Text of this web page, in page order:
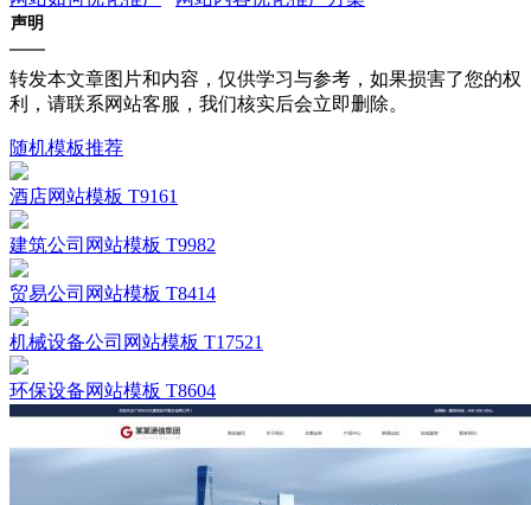
声明
转发本文章图片和内容，仅供学习与参考，如果损害了您的权
利，请联系网站客服，我们核实后会立即删除。
随机模板推荐
酒店网站模板 T9161
建筑公司网站模板 T9982
贸易公司网站模板 T8414
机械设备公司网站模板 T17521
环保设备网站模板 T8604